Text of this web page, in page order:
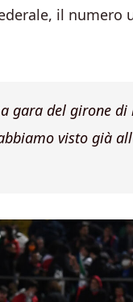
il numero
gara del girone di
visto già